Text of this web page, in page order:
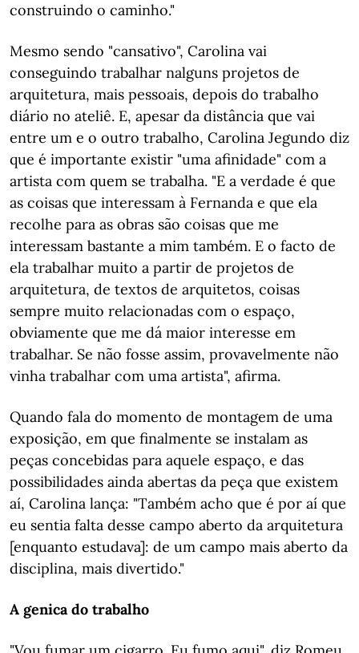
construindo o caminho."
Mesmo sendo "cansativo", Carolina vai
conseguindo trabalhar nalguns projetos de
arquitetura, mais pessoais, depois do trabalho
diário no ateliê. E, apesar da distância que vai
entre um e o outro trabalho, Carolina Jegundo diz
que é importante existir "uma afinidade" com a
artista com quem se trabalha. "E a verdade é que
as coisas que interessam à Fernanda e que ela
recolhe para as obras são coisas que me
interessam bastante a mim também. E o facto de
ela trabalhar muito a partir de projetos de
arquitetura, de textos de arquitetos, coisas
sempre muito relacionadas com o espaço,
obviamente que me dá maior interesse em
trabalhar. Se não fosse assim, provavelmente não
vinha trabalhar com uma artista", afirma.
Quando fala do momento de montagem de uma
exposição, em que finalmente se instalam as
peças concebidas para aquele espaço, e das
possibilidades ainda abertas da peça que existem
aí, Carolina lança: "Também acho que é por aí que
eu sentia falta desse campo aberto da arquitetura
[enquanto estudava]: de um campo mais aberto da
disciplina, mais divertido."
A genica do trabalho